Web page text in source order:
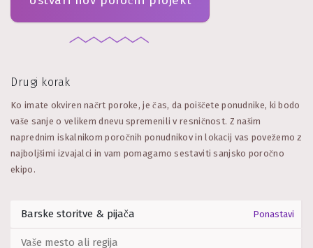
Drugi korak
Ko imate okviren načrt poroke, je čas, da poiščete ponudnike, ki bodo
vaše sanje o velikem dnevu spremenili v resničnost. Z našim
naprednim iskalnikom poročnih ponudnikov in lokacij vas povežemo z
najboljšimi izvajalci in vam pomagamo sestaviti sanjsko poročno
ekipo.
Ponastavi